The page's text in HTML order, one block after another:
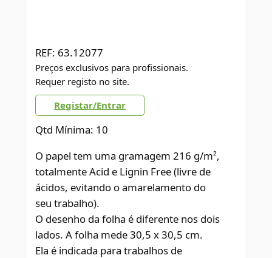
REF: 63.12077
Preços exclusivos para profissionais.
Requer registo no site.
Registar/Entrar
Qtd Mínima: 10
O papel tem uma gramagem 216 g/m²,
totalmente Acid e Lignin Free (livre de
ácidos, evitando o amarelamento do
seu trabalho).
O desenho da folha é diferente nos dois
lados. A folha mede 30,5 x 30,5 cm.
Ela é indicada para trabalhos de